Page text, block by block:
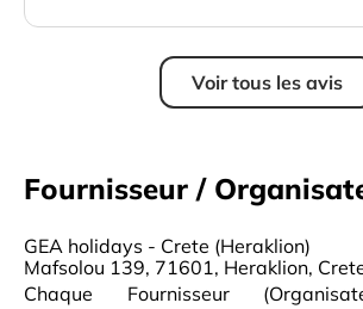
Voir tous les avis
Fournisseur /
GEA holidays - Crete (Heraklion)
Mafsolou 139, 71601, Heraklion,
Chaque Fournisseur